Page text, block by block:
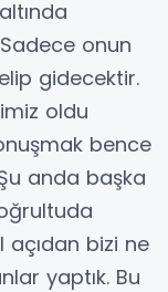
onun
gidecektir.
oldu
bence
anda başka
açıdan bizi ne
yaptık. Bu